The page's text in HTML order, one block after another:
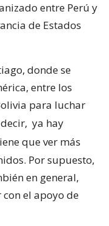
entre Perú y
de Estados
donde se
entre los
para luchar
ya hay
que ver más
Por supuesto,
en general,
el apoyo de